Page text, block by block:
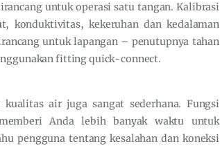
untuk operasi satu tangan. Kalibrasi
konduktivitas, kekeruhan dan kedalaman
untuk lapangan – penutupnya tahan
fitting quick-connect.
air juga sangat sederhana. Fungsi
Anda lebih banyak waktu untuk
pengguna tentang kesalahan dan koneksi